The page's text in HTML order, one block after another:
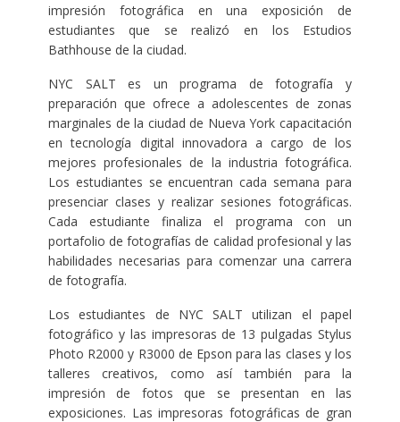
impresión fotográfica en una exposición de
estudiantes que se realizó en los Estudios
Bathhouse de la ciudad.
NYC SALT es un programa de fotografía y
preparación que ofrece a adolescentes de zonas
marginales de la ciudad de Nueva York capacitación
en tecnología digital innovadora a cargo de los
mejores profesionales de la industria fotográfica.
Los estudiantes se encuentran cada semana para
presenciar clases y realizar sesiones fotográficas.
Cada estudiante finaliza el programa con un
portafolio de fotografías de calidad profesional y las
habilidades necesarias para comenzar una carrera
de fotografía.
Los estudiantes de NYC SALT utilizan el papel
fotográfico y las impresoras de 13 pulgadas Stylus
Photo R2000 y R3000 de Epson para las clases y los
talleres creativos, como así también para la
impresión de fotos que se presentan en las
exposiciones. Las impresoras fotográficas de gran